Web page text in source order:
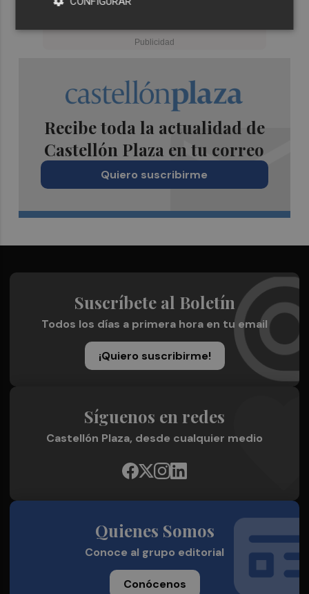
Recibe toda la actualidad de
Castellón Plaza en tu correo
Quiero suscribirme
Suscríbete al Boletín
Todos los días a primera hora en tu email
¡Quiero suscribirme!
Síguenos en redes
Castellón Plaza, desde cualquier medio
Quienes Somos
Conoce al grupo editorial
Conócenos